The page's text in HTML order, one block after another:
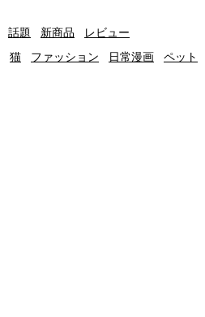
話題 新商品
レビュー
猫 ファッション 日常漫画 ペット